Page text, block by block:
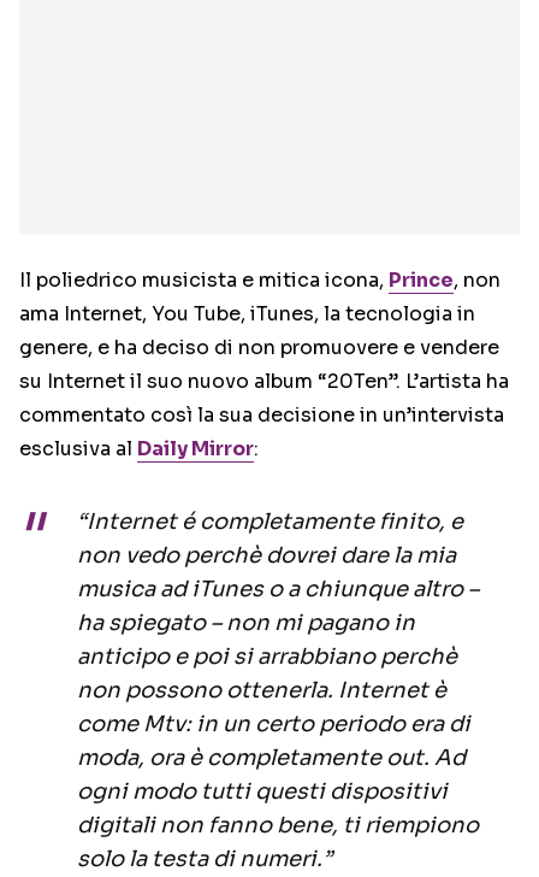
Il poliedrico musicista e mitica icona, Prince, non
ama Internet, You Tube, iTunes, la tecnologia in
genere, e ha deciso di non promuovere e vendere
su Internet il suo nuovo album “20Ten”. L’artista ha
commentato così la sua decisione in un’intervista
esclusiva al Daily Mirror:
“Internet é completamente finito, e
non vedo perchè dovrei dare la mia
musica ad iTunes o a chiunque altro –
ha spiegato – non mi pagano in
anticipo e poi si arrabbiano perchè
non possono ottenerla. Internet è
come Mtv: in un certo periodo era di
moda, ora è completamente out. Ad
ogni modo tutti questi dispositivi
digitali non fanno bene, ti riempiono
solo la testa di numeri.”